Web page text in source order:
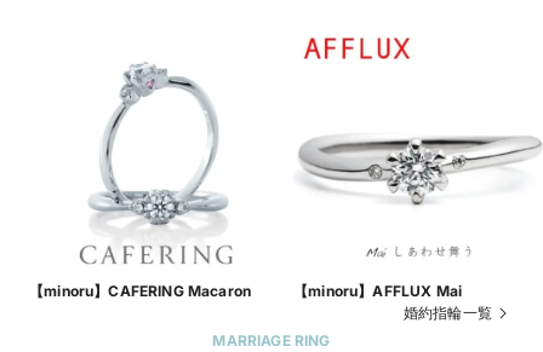
【minoru】CAFERING Macaron
【minoru】AFFLUX Mai
婚約指輪一覧
MARRIAGE RING